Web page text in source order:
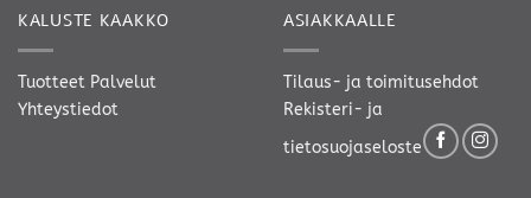
KALUSTE KAAKKO
Tuotteet Palvelut
Yhteystiedot
ASIAKKAALLE
Tilaus- ja toimitusehdot
Rekisteri- ja
tietosuojaseloste